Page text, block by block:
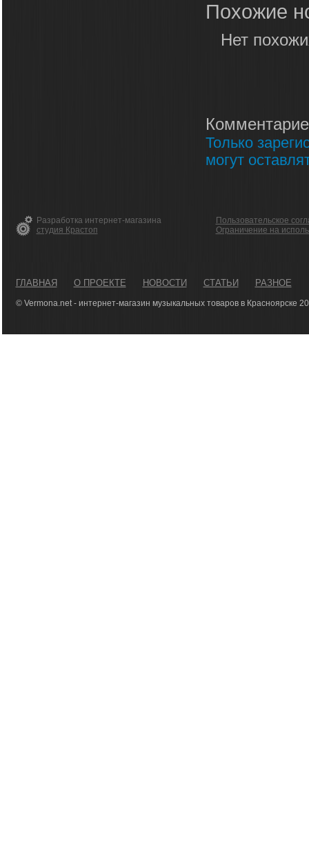
Похожие
Нет
Только
могут
Разработка интернет-магазина
студия Крастоп
Пользовательское
Ограничение на
ГЛАВНАЯ О ПРОЕКТЕ НОВОСТИ СТАТЬИ РАЗНОЕ
© Vermona.net - интернет-магазин музыкальных товаров в Красноярске